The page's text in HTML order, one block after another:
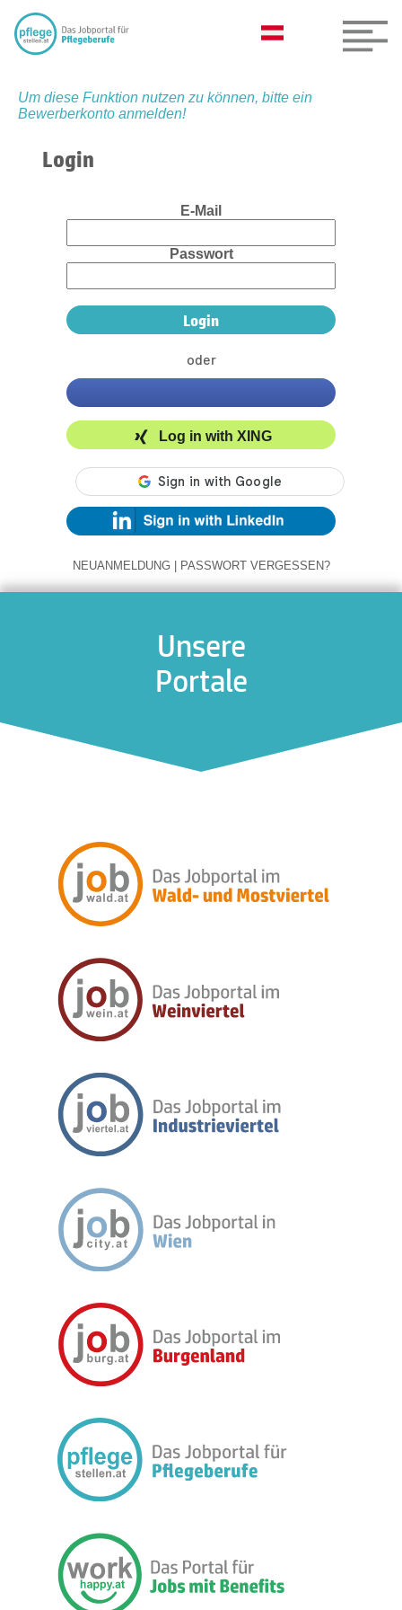
Um diese Funktion nutzen zu können, bitte ein
Bewerberkonto anmelden!
Login
E-Mail
Passwort
oder
Log in with XING
NEUANMELDUNG | PASSWORT VERGESSEN?
Unsere
Portale